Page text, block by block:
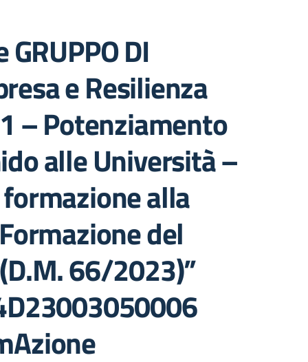
DI
e Resilienza
– Potenziamento
alle Università –
alla
del
66/2023)”